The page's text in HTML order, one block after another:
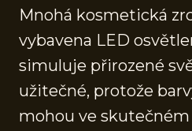
Mnohá kosmetická
vybavena LED
simuluje přirozené
užitečné, protože
mohou ve